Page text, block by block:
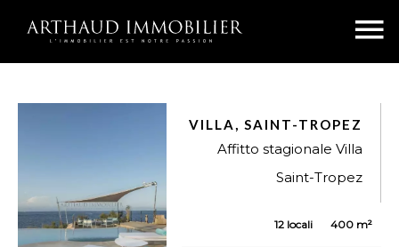
VILLA, SAINT-TROPEZ
Affitto stagionale Villa
Saint-Tropez
12 locali 400 m²